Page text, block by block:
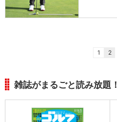
1 2
雑誌がまるごと読み放題！